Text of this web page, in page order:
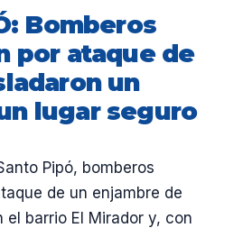
Bomberos
por ataque de
un
lugar seguro
Pipó, bomberos
de un enjambre de
el barrio El Mirador y, con